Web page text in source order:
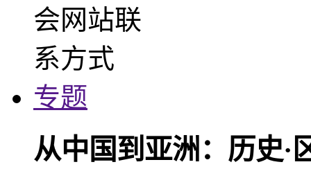
专题
从中国到亚洲：历史·